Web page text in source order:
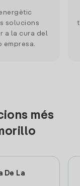
solucions
a la cura del
empresa.
més
De La